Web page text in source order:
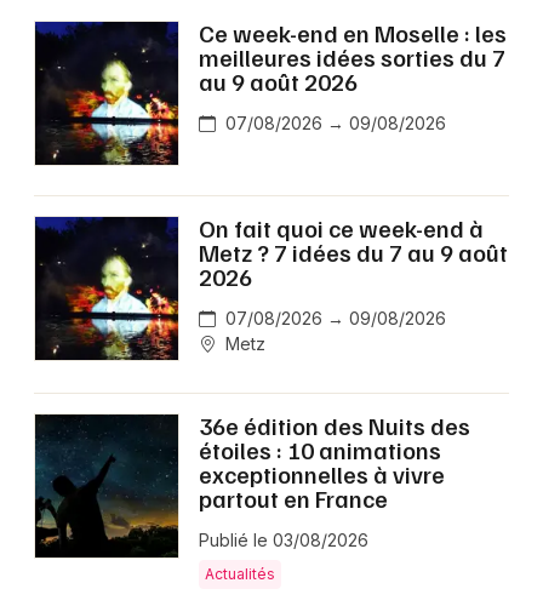
Ce week-end en Moselle : les
meilleures idées sorties du 7
au 9 août 2026
07/08/2026 → 09/08/2026
On fait quoi ce week-end à
Metz ? 7 idées du 7 au 9 août
2026
07/08/2026 → 09/08/2026
Metz
36e édition des Nuits des
étoiles : 10 animations
exceptionnelles à vivre
partout en France
Publié le 03/08/2026
Actualités